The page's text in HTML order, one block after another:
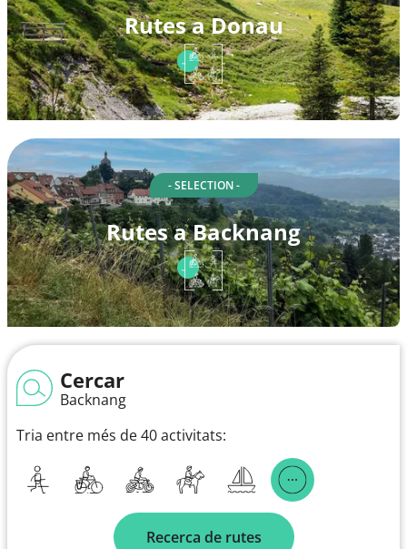
Rutes a Donau
- SELECTION -
Rutes a Backnang
Cercar
Backnang
Tria entre més de 40 activitats:
Recerca de rutes